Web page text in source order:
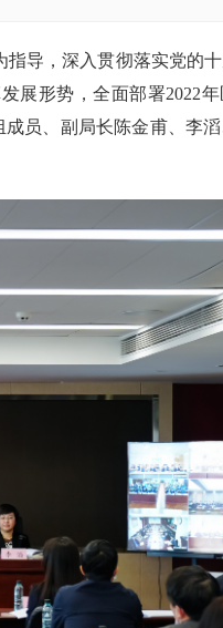
指导，深入贯彻落实党的
展形势，全面部署2022
员、副局长陈金甫、李